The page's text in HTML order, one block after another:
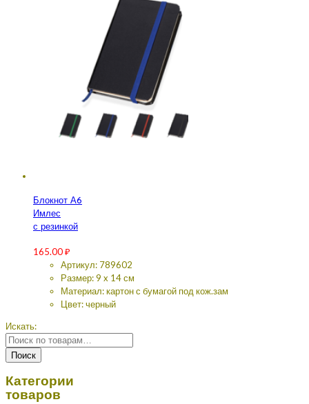
Блокнот А6
Имлес
с резинкой
165.00₽
Артикул: 789602
Размер: 9 x 14 см
Материал: картон с бумагой под кож.зам
Цвет: черный
Искать:
Поиск
Категории
товаров